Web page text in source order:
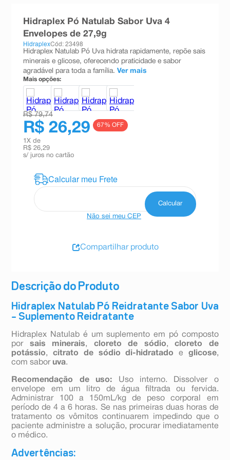
Descrição do Produto
Hidraplex Natulab Pó Reidratante Sabor Uva
– Suplemento Reidratante
Hidraplex Natulab é um suplemento em pó composto
por sais minerais, cloreto de sódio,cloreto de
potássio,citrato de sódio di-hidratado e glicose,
com sabor uva.
Recomendação de uso: Uso interno. Dissolver o
envelope em um litro de água filtrada ou fervida.
Administrar 100 a 150mL/kg de peso corporal em
período de 4 a 6 horas. Se nas primeiras duas horas de
tratamento os vômitos continuarem impedindo que o
paciente administre a solução, procurar imediatamente
o médico.
Advertências:
Hidraplex Pó Natulab Sabor Uva 4
Envelopes de 27,9g
HidraplexCód: 23498
Hidraplex Natulab Pó Uva hidrata rapidamente, repõe sais
minerais e glicose, oferecendo praticidade e sabor
agradável para toda a família. Ver mais
Mais opções:
R$ 79,74
R$ 26,29 67% OFF
1 X de
R$ 26,29
s/ juros no cartão
Não sei meu CEP
Compartilhar produto
esmalte
ºabsorvente